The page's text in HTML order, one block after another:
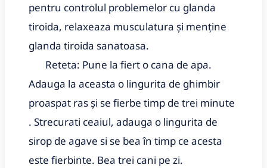
pentru controlul problemelor cu glanda
tiroida, relaxeaza musculatura și menține
glanda tiroida sanatoasa.
Reteta: Pune la fiert o cana de apa.
Adauga la aceasta o lingurita de ghimbir
proaspat ras și se fierbe timp de trei minute
. Strecurati ceaiul, adauga o lingurita de
sirop de agave si se bea în timp ce acesta
este fierbinte. Bea trei cani pe zi.